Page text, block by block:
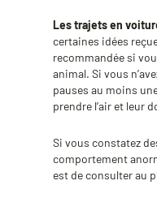
Les trajets en
certaines idées
recommandée si
animal. Si vous
pauses au moins
prendre l’air et leur
Si vous constatez
comportement
est de consulter au